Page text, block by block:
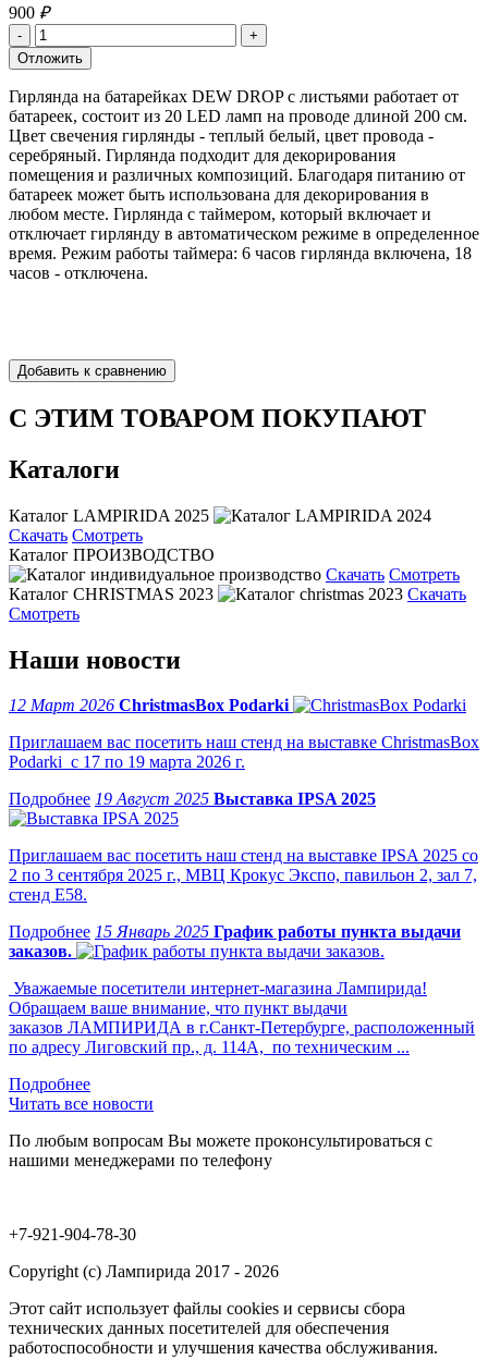
900 ₽
Гирлянда на батарейках DEW DROP с листьями работает от
батареек, состоит из 20 LED ламп на проводе длиной 200 см.
Цвет свечения гирлянды - теплый белый, цвет провода -
серебряный. Гирлянда подходит для декорирования
помещения и различных композиций. Благодаря питанию от
батареек может быть использована для декорирования в
любом месте. Гирлянда с таймером, который включает и
отключает гирлянду в автоматическом режиме в определенное
время. Режим работы таймера: 6 часов гирлянда включена, 18
часов - отключена.
С ЭТИМ ТОВАРОМ ПОКУПАЮТ
Каталоги
Каталог LAMPIRIDA 2025
Скачать Смотреть
Каталог ПРОИЗВОДСТВО
Скачать Смотреть
Каталог CHRISTMAS 2023
Скачать
Смотреть
Наши новости
12 Март 2026 ChristmasBox Podarki
Приглашаем вас посетить наш стенд на выставке ChristmasBox
Podarki с 17 по 19 марта 2026 г.
19 Август 2025 Выставка IPSA 2025
Приглашаем вас посетить наш стенд на выставке IPSA 2025 со
2 по 3 сентября 2025 г., МВЦ Крокус Экспо, павильон 2, зал 7,
стенд Е58.
15 Январь 2025 График работы пункта выдачи
заказов.
Уважаемые посетители интернет-магазина Лампирида!
Обращаем ваше внимание, что пункт выдачи
заказов ЛАМПИРИДА в г.Санкт-Петербурге, расположенный
по адресу Лиговский пр., д. 114А, по техническим ...
Читать все новости
По любым вопросам Вы можете проконсультироваться с
нашими менеджерами по телефону
+7-921-904-78-30
Copyright (c) Лампирида 2017 - 2026
Этот сайт использует файлы cookies и сервисы сбора
технических данных посетителей для обеспечения
работоспособности и улучшения качества обслуживания.